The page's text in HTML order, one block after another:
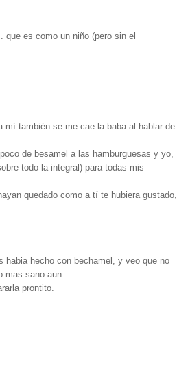
que es como un niño (pero sin el
también se me cae la baba al hablar de
de besamel a las hamburguesas y yo,
todo la integral) para todas mis
quedado como a tí te hubiera gustado,
hecho con bechamel, y veo que no
mas sano aun.
prontito.